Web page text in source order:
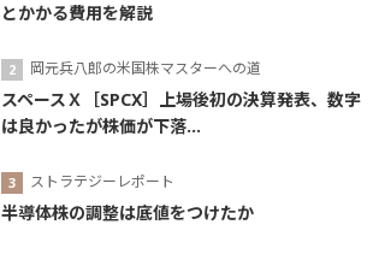
とかかる費用を解説
岡元兵八郎の米国株マスターへの道
スペースＸ［SPCX］上場後初の決算発表、数字
は良かったが株価が下落...
ストラテジーレポート
半導体株の調整は底値をつけたか